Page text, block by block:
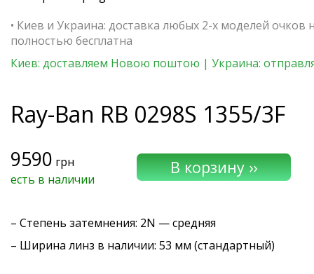
• Киев и Украина: доставка любых 2-х моделей очков
полностью бесплатна
Киев: доставляем Новою поштою | Украина:
Ray-Ban RB 0298S 1355/3F
9590 грн
есть в наличии
– Степень затемнения: 2N — средняя
– Ширина линз в наличии: 53 мм (стандартный)